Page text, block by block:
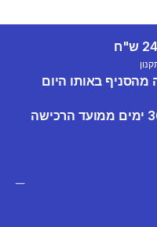
מהסניף באותו היום